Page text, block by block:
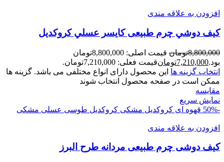
افزودن به علاقه مندی
کيف دوشي چرم طبیعی کايسر عسلي کروکدیل
8,800,000تومان
قیمت اصلی: 8,800,000تومان
بود.7,210,000تومانقیمت فعلی: 7,210,000تومان.
انتخاب گزینه ها این محصول دارای انواع مختلفی می باشد. گزینه ها
ممکن است در صفحه محصول انتخاب شوند
مقايسه
نمایش سریع
-50%
قهوه ای کروکدیل مشکی کروکدیل طوسی عسلی مشکی
افزودن به علاقه مندی
کیف دوشی چرم طبیعی مردانه طرح البرز